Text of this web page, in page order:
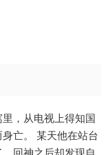
，从电视上得知国
亡。 某天他在站台